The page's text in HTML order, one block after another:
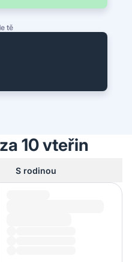
tě
10 vteřin
S rodinou